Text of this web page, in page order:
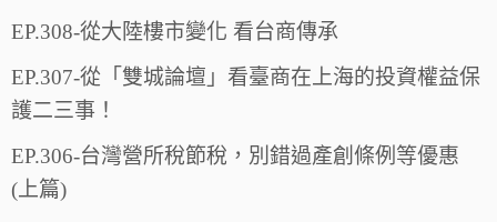
EP.308-從大陸樓市變化 看台商傳承
EP.307-從「雙城論壇」看臺商在上海的投資權益保
護二三事！
EP.306-台灣營所稅節稅，別錯過產創條例等優惠
(上篇)